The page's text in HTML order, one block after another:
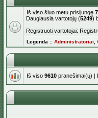
Iš viso šiuo metu prisijungę 7
Daugiausia vartotojų (5249)
Registruoti vartotojai:
Legenda :: Administratoriai
Iš viso 9610 pranešimai(ų) |